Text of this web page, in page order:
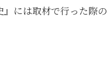
には取材で行った際の